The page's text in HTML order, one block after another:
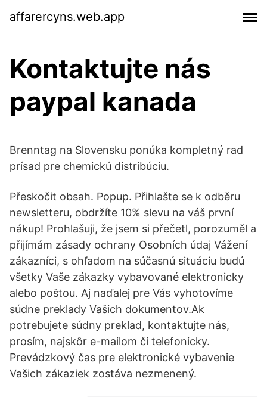
affarercyns.web.app
Kontaktujte nás
paypal kanada
Brenntag na Slovensku ponúka kompletný rad
prísad pre chemickú distribúciu.
Přeskočit obsah. Popup. Přihlašte se k odběru
newsletteru, obdržíte 10% slevu na váš první
nákup! Prohlašuji, že jsem si přečetl, porozuměl a
přijímám zásady ochrany Osobních údaj Vážení
zákazníci, s ohľadom na súčasnú situáciu budú
všetky Vaše zákazky vybavované elektronicky
alebo poštou. Aj naďalej pre Vás vyhotovíme
súdne preklady Vašich dokumentov.Ak
potrebujete súdny preklad, kontaktujte nás,
prosím, najskôr e-mailom či telefonicky.
Prevádzkový čas pre elektronické vybavenie
Vašich zákaziek zostáva nezmenený.